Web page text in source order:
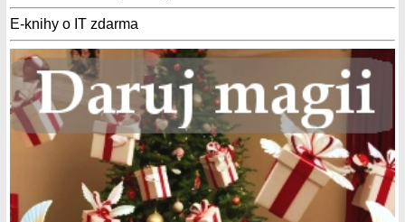
E-knihy o IT zdarma